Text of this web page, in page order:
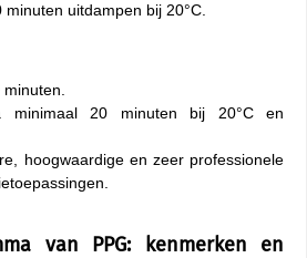
uitdampen bij 20°C.
minimaal 20 minuten bij 20°C en
hoogwaardige en zeer professionele
van PPG: kenmerken en